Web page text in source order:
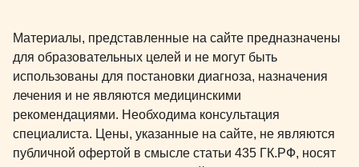
Материалы, представленные на сайте предназначены
для образовательных целей и не могут быть
использованы для постановки диагноза, назначения
лечения и не являются медицинскими
рекомендациями. Необходима консультация
специалиста. Цены, указанные на сайте, не являются
публичной офертой в смысле статьи 435 ГК.РФ, носят